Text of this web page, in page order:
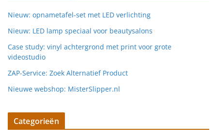
Nieuw: opnametafel-set met LED verlichting
Nieuw: LED lamp speciaal voor beautysalons
Case study: vinyl achtergrond met print voor grote
videostudio
ZAP-Service: Zoek Alternatief Product
Nieuwe webshop: MisterSlipper.nl
Categorieën